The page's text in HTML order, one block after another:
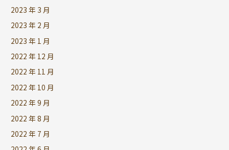
2023 年 3 月
2023 年 2 月
2023 年 1 月
2022 年 12 月
2022 年 11 月
2022 年 10 月
2022 年 9 月
2022 年 8 月
2022 年 7 月